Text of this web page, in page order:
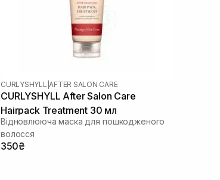
CURLYSHYLL AFTER SALON CARE
CURLYSHYLL After Salon Care
Hairpack Treatment 30 мл
Відновлююча маска для пошкодженого
волосся
350₴